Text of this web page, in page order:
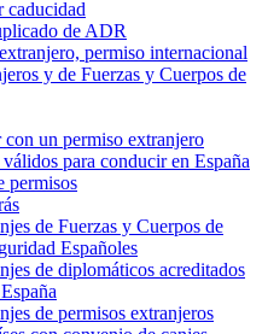
caducidad
de ADR
permiso internacional
y de Fuerzas y Cuerpos de
un permiso extranjero
para conducir en España
permisos
de Fuerzas y Cuerpos de
Españoles
de diplomáticos acreditados
de permisos extranjeros